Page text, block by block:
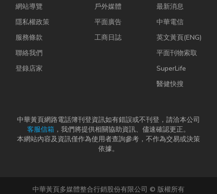
響環境整潔，
更可能...
燈具、處...
換「專屬工
具」的...
網站導覽
隱私權政策
服務條款
聯絡我們
登錄店家
戶外媒體
平面廣告
工商日誌
最新消息
中華電信
英文黃頁(ENG)
平面刊物索取
SuperLife
醫健快搜
中華黃頁網路電話簿刊登資訊如有錯誤或不刊登，請洽本公司
客服信箱 ，我們將提供相關協助資訊、儘速確認更正。
本網站內容及資訊僅作為使用者查詢參考，不作為交易或決策
依據。
中華黃頁多媒體整合行銷股份有限公司 © 版權所有